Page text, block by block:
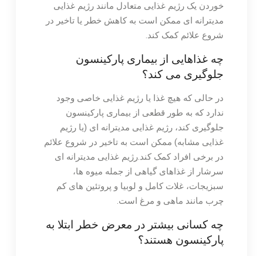
خوردن یک رژیم غذایی متعادل مانند رژیم غذایی
مدیترانه ای ممکن است به کاهش خطر یا تاخیر در
شروع علائم کمک کند.
چه غذاهایی از بیماری پارکینسون
جلوگیری می کند؟
در حالی که هیچ غذا یا رژیم غذایی خاصی وجود
ندارد که به طور قطعی از بیماری پارکینسون
جلوگیری کند، رژیم غذایی مدیترانه ای (یا رژیم
غذایی مشابه) ممکن است به تاخیر در شروع علائم
در برخی افراد کمک کند.رژیم غذایی مدیترانه ای
سرشار از غذاهای گیاهی از جمله میوه ها،
سبزیجات، غلات کامل و لوبیا و پروتئین های کم
چرب مانند ماهی و مرغ است.
چه کسانی بیشتر در معرض خطر ابتلا به
پارکینسون هستند؟